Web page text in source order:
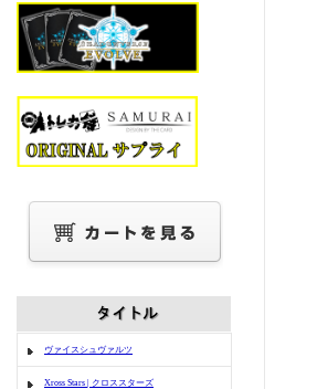
ヴァイスシュヴァルツ
Xross Stars | クロススターズ